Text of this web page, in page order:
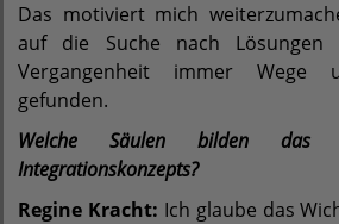
Das motiviert mich
auf die Suche nach
Vergangenheit immer Wege
gefunden.
Welche Säulen bilden das
Integrationskonzepts?
Regine Kracht: Ich glaube das